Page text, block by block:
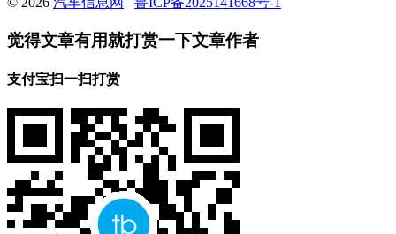
觉得文章有用就打赏一下文章作者
支付宝扫一扫打赏